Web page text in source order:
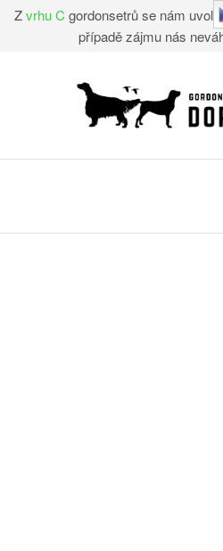
Zvrhu C gordonsetrů se nám
případě zájmu nás